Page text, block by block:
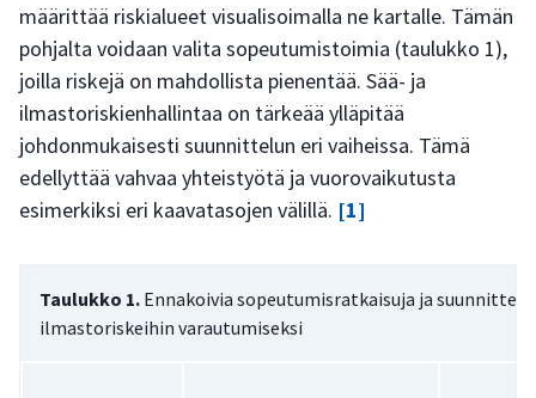
määrittää riskialueet visualisoimalla ne kartalle. Tämän
pohjalta voidaan valita sopeutumistoimia (taulukko 1),
joilla riskejä on mahdollista pienentää. Sää- ja
ilmastoriskienhallintaa on tärkeää ylläpitää
johdonmukaisesti suunnittelun eri vaiheissa. Tämä
edellyttää vahvaa yhteistyötä ja vuorovaikutusta
esimerkiksi eri kaavatasojen välillä. [1]
Taulukko 1. Ennakoivia sopeutumisratkaisuja ja
ilmastoriskeihin varautumiseksi